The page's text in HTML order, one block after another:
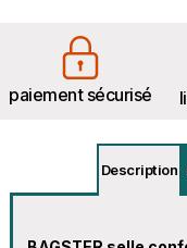
paiement sécurisé
Description